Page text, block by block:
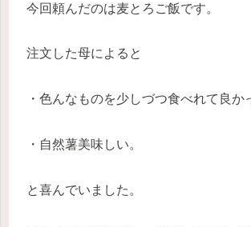
今回頼んだのは麦とろご飯です。
注文した母によると
・色んなものを少しづつ食べれて良か
・自然薯美味しい。
と喜んでいました。